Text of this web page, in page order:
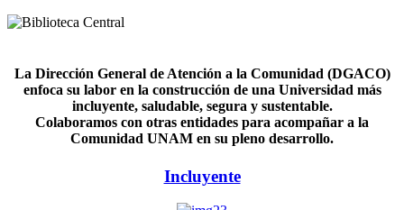
La Dirección General de Atención a la Comunidad (DGACO)
enfoca su labor en la construcción de una Universidad más
incluyente, saludable, segura y sustentable.
Colaboramos con otras entidades para acompañar a la
Comunidad UNAM en su pleno desarrollo.
Incluyente